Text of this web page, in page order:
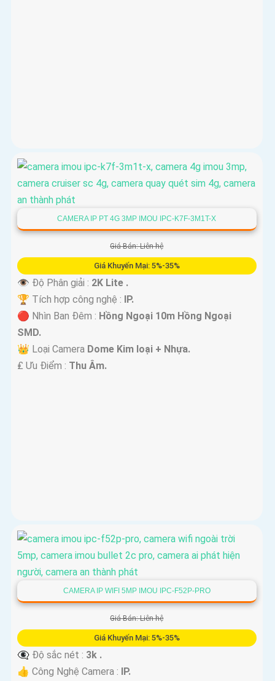
CAMERA IP PT 4G 3MP IMOU IPC-K7F-3M1T-X
Giá Bán: Liên hệ
Giá Khuyến Mại: 5%-35%
👁 Độ Phân giải : 2K Lite .
🏆 Tích hợp công nghệ : IP.
🔴 Nhìn Ban Đêm : Hồng Ngoại 10m Hồng Ngoại
SMD.
👑 Loại Camera Dome Kim loại + Nhựa.
️₤ Ưu Điểm : Thu Âm.
CAMERA IP WIFI 5MP IMOU IPC-F52P-PRO
Giá Bán: Liên hệ
Giá Khuyến Mại: 5%-35%
👁️‍🗨 Độ sắc nét : 3k .
👍 Công Nghệ Camera : IP.